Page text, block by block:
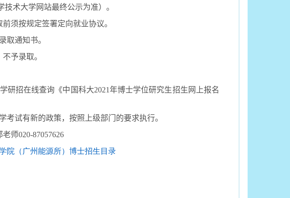
技术大学网站最终公示为准）。
须按规定签署定向就业协议。
取通知书。
予录取。
研招在线查询《中国科大2021年博士学位研究生招生网上报名
考试有新的政策，按照上级部门的要求执行。
老师020-87057626
院（广州能源所）博士招生目录